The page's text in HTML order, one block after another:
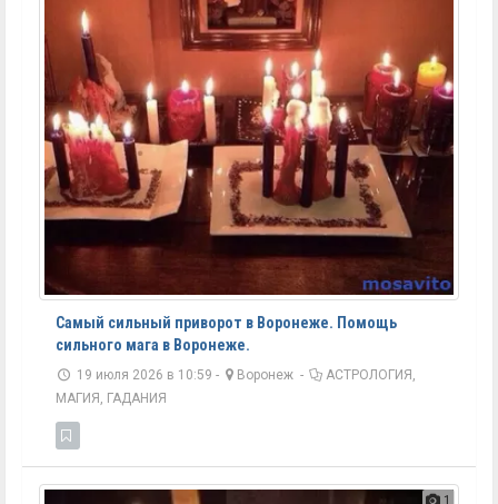
Самый сильный приворот в Воронеже. Помощь
сильного мага в Воронеже.
19 июля 2026 в 10:59 - Воронеж -
АСТРОЛОГИЯ,
МАГИЯ, ГАДАНИЯ